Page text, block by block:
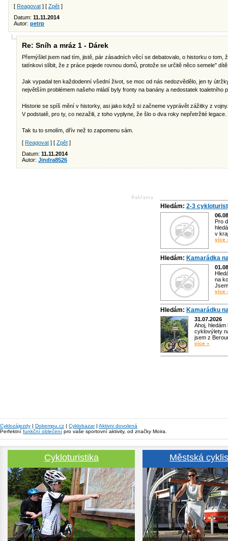
[ Reagovat ] [ Zpět ]
Datum: 11.11.2014
Autor: petrp
Re: Sníh a mráz 1 - Dárek
Přemýšlel jsem nad tím, jistě, pár zásadních věcí se debatovalo, o historku o tom,
tatínkovi slíbit, že z práce pojede rovnou domů, protože se určitě něco semele"
Jak vypadal ten každodenní všední život, se moc od nás nedozvědělo, jen ty
největším problémem našeho mládí byly fronty na banány a nedostatek toaletního
Historie se spíš mění v historky, asi jako když si začneme vyprávět zážitky z vojny.
V podstatě, pro ty, co nezažili, z toho vyplyne, že šlo o dva roky nepřetržité legace.
Tak tu to smolím, dřív než to zapomenu sám.
[ Reagovat ] [ Zpět ]
Datum: 11.11.2014
Autor: Jindra8526
Hledám: 2-3
Pro
v
více
Hledám: Kamarádka
na
více
Hledám: Kamarádku
31.07.2026
Ahoj,
cyklovýlety
jsem z
více »
Cyklozájezdy | Dokempu.cz | Cyklobazar| Aktivni dovolená
Perfektní funkční oblečení pro vaše sportovní aktivity, od značky Moira.
Cykloturistika Městská